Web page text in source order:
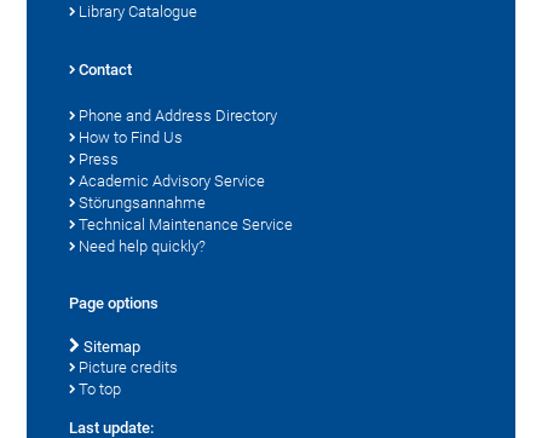
Library Catalogue
Contact
Phone and Address Directory
How to Find Us
Press
Academic Advisory Service
Störungsannahme
Technical Maintenance Service
Need help quickly?
Page options
Sitemap
Picture credits
To top
Last update: